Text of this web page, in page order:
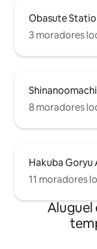
Obasute
3 moradores
8 moradores
Hakuba Goryu
11 moradores
Aluguel